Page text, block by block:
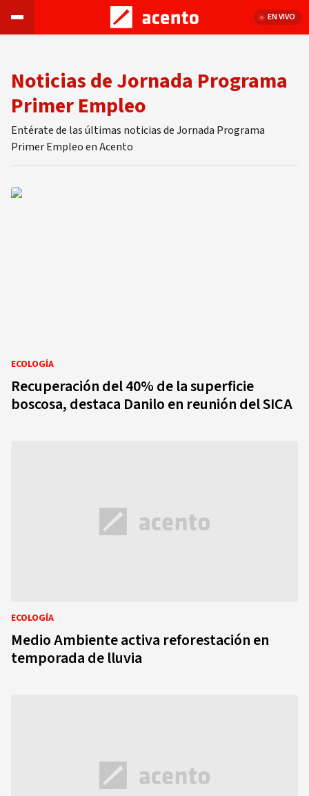
EN VIVO
Noticias de Jornada Programa
Primer Empleo
Entérate de las últimas noticias de Jornada Programa
Primer Empleo en Acento
ECOLOGÍA
Recuperación del 40% de la superficie
boscosa, destaca Danilo en reunión del SICA
ECOLOGÍA
Medio Ambiente activa reforestación en
temporada de lluvia